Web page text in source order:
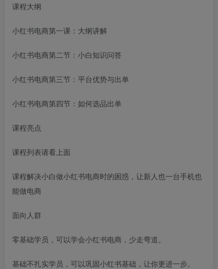
课程大纲
小红书电商第一课：大纲讲解
小红书电商第二节：小白知识问答
小红书电商第三节：平台优势与出单
小红书电商第四节：如何选品出单
课程亮点
课程列表请看上面
课程解决小白做小红书电商时的困惑，让新人也一台手机也
能做电商
面向人群
零基础学员，可以学会小红书电商，少走弯道。
基础不扎实学员，可以巩固小红书基础，让你更进一步。